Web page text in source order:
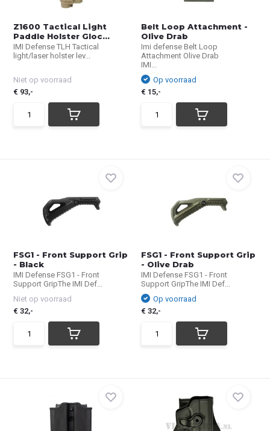
Z1600 Tactical Light
Paddle Holster Gloc...
IMI Defense TLH Tactical
light/laser holster lev...
Niet op voorraad
€ 93,-
Belt Loop Attachment -
Olive Drab
Imi defense Belt Loop
Attachment Olive Drab
IMI...
Op voorraad
€ 15,-
FSG1 - Front Support Grip
- Black
IMI Defense FSG1 - Front
Support GripThe IMI Def...
Niet op voorraad
€ 32,-
FSG1 - Front Support Grip
- Olive Drab
IMI Defense FSG1 - Front
Support GripThe IMI Def...
Op voorraad
€ 32,-